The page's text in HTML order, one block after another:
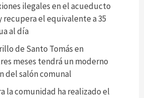
ilegales en el acueducto
recupera el equivalente a 35
al día
de Santo Tomás en
meses tendrá un moderno
del salón comunal
la comunidad ha realizado el